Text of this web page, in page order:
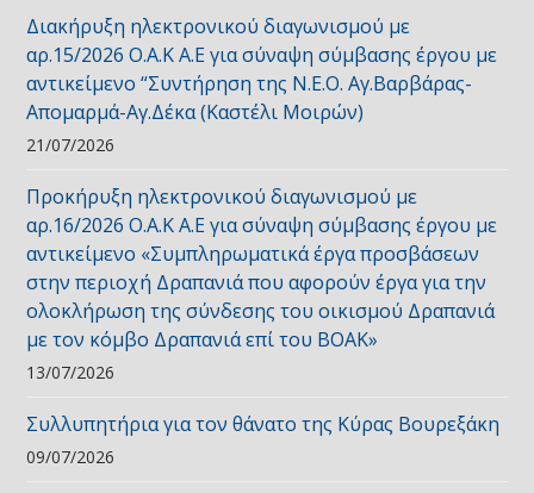
Διακήρυξη ηλεκτρονικού διαγωνισμού με
αρ.15/2026 Ο.Α.Κ Α.Ε για σύναψη σύμβασης έργου με
αντικείμενο “Συντήρηση της Ν.Ε.Ο. Αγ.Βαρβάρας-
Απομαρμά-Αγ.Δέκα (Καστέλι Μοιρών)
21/07/2026
Προκήρυξη ηλεκτρονικού διαγωνισμού με
αρ.16/2026 Ο.Α.Κ Α.Ε για σύναψη σύμβασης έργου με
αντικείμενο «Συμπληρωματικά έργα προσβάσεων
στην περιοχή Δραπανιά που αφορούν έργα για την
ολοκλήρωση της σύνδεσης του οικισμού Δραπανιά
με τον κόμβο Δραπανιά επί του ΒΟΑΚ»
13/07/2026
Συλλυπητήρια για τον θάνατο της Κύρας Βουρεξάκη
09/07/2026